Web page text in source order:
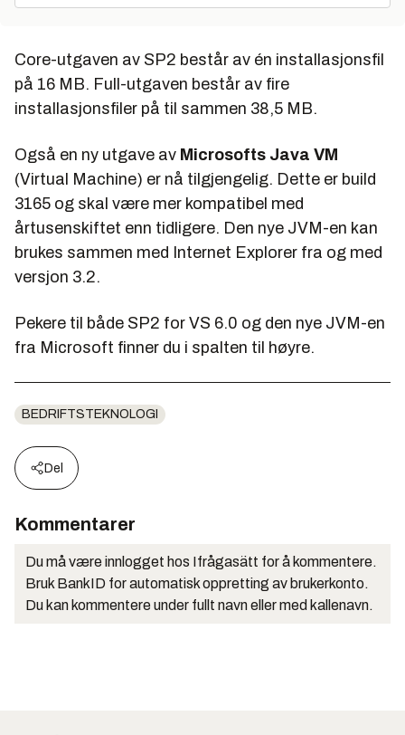
Core-utgaven av SP2 består av én installasjonsfil
på 16 MB. Full-utgaven består av fire
installasjonsfiler på til sammen 38,5 MB.
Også en ny utgave av Microsofts Java VM
(Virtual Machine) er nå tilgjengelig. Dette er build
3165 og skal være mer kompatibel med
årtusenskiftet enn tidligere. Den nye JVM-en kan
brukes sammen med Internet Explorer fra og med
versjon 3.2.
Pekere til både SP2 for VS 6.0 og den nye JVM-en
fra Microsoft finner du i spalten til høyre.
BEDRIFTSTEKNOLOGI
Del
Kommentarer
Du må være innlogget hos Ifrågasätt for å kommentere.
Bruk BankID for automatisk oppretting av brukerkonto.
Du kan kommentere under fullt navn eller med kallenavn.